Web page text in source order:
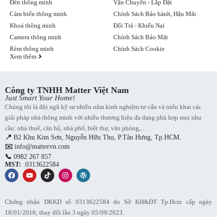
Công nghệ định vị âm thanh:sử dụng 4 micro để nghe rõ
câu lệnh của người dùng ngay cả khi âm thanh quá lớn hoặc
có nhiều tiếng ồn xung quanh.
Công nghệ xử lý âm thanh:sử dụng chip S5 để xử lý âm
thanh ở tốc độ cao và chính xác, tái tạo âm thanh với độ chi
tiết cao, hạn chế hiện tượng méo tiếng.
Việc kế thừa các tính năng cơ bản của HomePod khiến loa thông
minh mới vẫn tiếp tục trở thành Hub trung tâm cho các thiết bị
HomeKit. Người dùng có thể điều khiển đèn, khóa cửa, điều hòa…
dù không ở nhà và tạo các tính năng tự động hóa trong ứng dụng
Apple Home.
Trợ lý thông minh
Siri chính là cô nàng trợ lý ảo ẩn đằng sau chiếc Loa Apple
Homepod Mini và sẽ phản hồi khi bạn gọi
nhà thông minh. Bạn có thể hỏi Siri thông tin như thời tiết hay
chuyển đổi đơn vị tiền tệ. Khi kết nối loa với iPhone, trợ lý ảo còn
có thể đọc và gửi tin nhắn văn bản.
Vận Chuyển - Lắp Đặt
Chính Sách Bảo hành, Hậu Mãi
Đổi Trả - Khiếu Nại
Chính Sách Bảo Mật
Chính Sách Cookie
Đèn thông minh
Cảm biến thông minh
Khoá thông minh
Camera thông minh
Rèm thông minh
Xem thêm
Công ty TNHH Matter Việt Nam
Just Smart Your Home!
Chúng tôi là đội ngũ kỹ sư nhiều năm kinh nghiệm tư vấn và triển khai các
giải pháp nhà thông minh với nhiều thương hiệu đa dạng phù hợp mọi nhu
cầu: nhà thuê, căn hộ, nhà phố, biệt thự, văn phòng,…
📍 B2 Khu Kim Sơn, Nguyễn Hữu Thọ, P.Tân Hưng, Tp.HCM.
✉️ info@mattervn.com
📞 0982 267 857
MST: .0313622584
Chứng nhận ĐKKD số 0313622584 do Sở KH&ĐT Tp.Hcm cấp ngày
18/01/2016; thay đổi lần 3 ngày 05/09/2023.